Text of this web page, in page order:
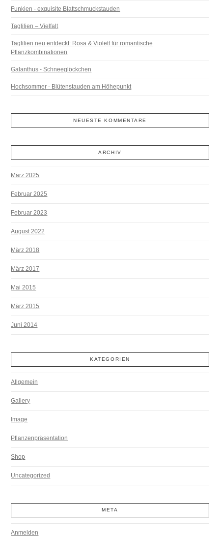
Funkien - exquisite Blattschmuckstauden
Taglilien – Vielfalt
Taglilien neu entdeckt: Rosa & Violett für romantische
Pflanzkombinationen
Galanthus - Schneeglöckchen
Hochsommer - Blütenstauden am Höhepunkt
NEUESTE KOMMENTARE
ARCHIV
März 2025
Februar 2025
Februar 2023
August 2022
März 2018
März 2017
Mai 2015
März 2015
Juni 2014
KATEGORIEN
Allgemein
Gallery
Image
Pflanzenpräsentation
Shop
Uncategorized
META
Anmelden